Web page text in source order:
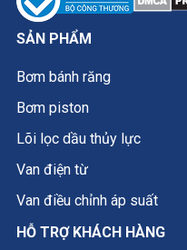
SẢN PHẨM
Bơm bánh răng
Bơm piston
Lõi lọc dầu thủy lực
Van điện từ
Van điều chỉnh áp suất
HỖ TRỢ KHÁCH HÀNG